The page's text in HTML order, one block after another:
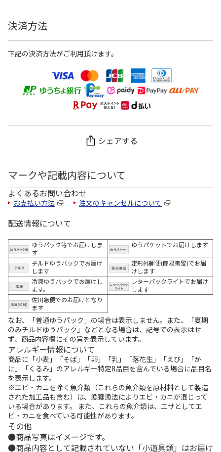
決済方法
下記の決済方法がご利用頂けます。
シェアする
マークや記載内容について
よくあるお問い合わせ
お支払い方法 注文のキャンセルについて
配送情報について
ゆうパック等でお届けしま
す
ゆうパケットでお届けします
チルドゆうパックでお届け
します
定形外郵便(簡易書留)でお届
けします
冷凍ゆうパックでお届けし
ます。
レターパックライトでお届け
します
佐川急便でのお届けとなり
ます
なお、「普通ゆうパック」の場合は表示しません。また、「夏期
のみチルドゆうパック」などとなる場合は、記号での表示はせ
ず、商品内容欄にその旨を表示しています。
アレルギー情報について
商品に「小麦」「そば」「卵」「乳」「落花生」「えび」「か
に」「くるみ」のアレルギー特定8品目を含んでいる場合に品目名
を表示します。
※エビ・カニを除く魚介類（これらの魚介類を原材料として製造
された加工品も含む）は、漁獲漁法によりエビ・カニが混じって
いる場合があります。 また、これらの魚介類は、エサとしてエ
ビ・カニを食べている可能性があります。
その他
商品写真はイメージです。
商品内容として記載されていない「小道具類」はお届け